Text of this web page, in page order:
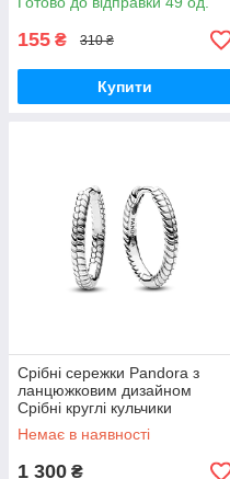
крила»
155 ₴ 310 ₴
Купити
Срібні сережки Pandora з
ланцюжковим дизайном
Срібні круглі кульчики
Пандора Змійка
Переплетення Коло
Немає в наявності
1 300 ₴